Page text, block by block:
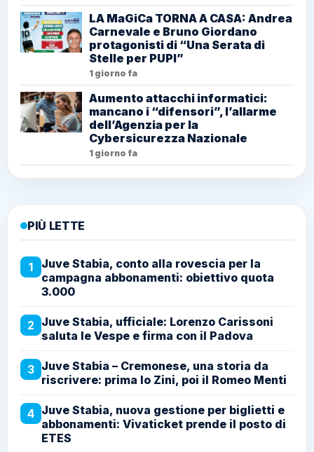
LA MaGiCa TORNA A CASA: Andrea
Carnevale e Bruno Giordano
protagonisti di “Una Serata di
Stelle per PUPI”
1 giorno fa
Aumento attacchi informatici:
mancano i “difensori”, l’allarme
dell’Agenzia per la
Cybersicurezza Nazionale
1 giorno fa
PIÙ LETTE
1
Juve Stabia, conto alla rovescia per la
campagna abbonamenti: obiettivo quota
3.000
2 Juve Stabia, ufficiale: Lorenzo Carissoni
saluta le Vespe e firma con il Padova
3 Juve Stabia – Cremonese, una storia da
riscrivere: prima lo Zini, poi il Romeo Menti
4 Juve Stabia, nuova gestione per biglietti e
abbonamenti: Vivaticket prende il posto di
ETES